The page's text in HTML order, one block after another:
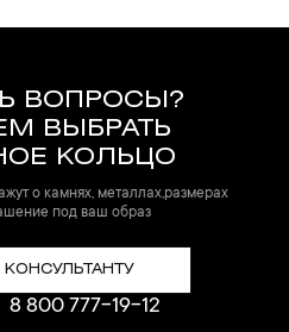
ВОПРОСЫ?
ВЫБРАТЬ
КОЛЬЦО
о камнях, металлах,размерах
под ваш образ
КОНСУЛЬТАНТУ
8 800 777-19-12